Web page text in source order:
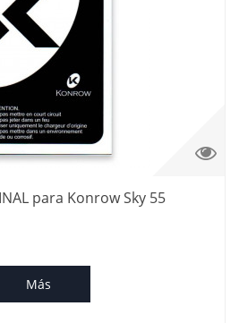
para Konrow Sky 55
Más